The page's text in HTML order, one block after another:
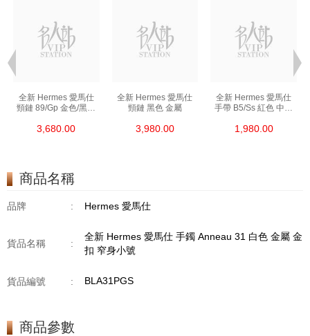
全新 Hermes 愛馬仕
頸鏈 89/Gp 金色/黑色
3,680.00
全新 Hermes 愛馬仕
頸鏈 黑色 金屬
3,980.00
全新 Hermes 愛馬仕
手帶 B5/Ss 紅色 中號
1,980.00
商品名稱
品牌 : Hermes 愛馬仕
貨品名稱 :
全新 Hermes 愛馬仕 手鐲 Anneau 31 白色 金屬 金
扣 窄身小號
貨品編號 : BLA31PGS
商品參數